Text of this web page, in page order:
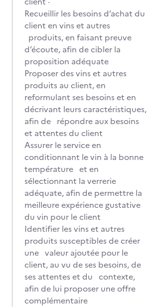
Recueillir les besoins d’achat du
client en vins et autres
produits, en faisant preuve
d’écoute, afin de cibler la
proposition adéquate
Proposer des vins et autres
produits au client, en
reformulant ses besoins et en
décrivant leurs caractéristiques,
afin de répondre aux besoins
et attentes du client
Assurer le service en
conditionnant le vin à la bonne
température et en
sélectionnant la verrerie
adéquate, afin de permettre la
meilleure expérience gustative
du vin pour le client
Identifier les vins et autres
produits susceptibles de créer
une valeur ajoutée pour le
client, au vu de ses besoins, de
ses attentes et du contexte,
afin de lui proposer une offre
complémentaire